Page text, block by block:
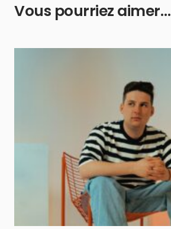
Vous pourriez aimer…